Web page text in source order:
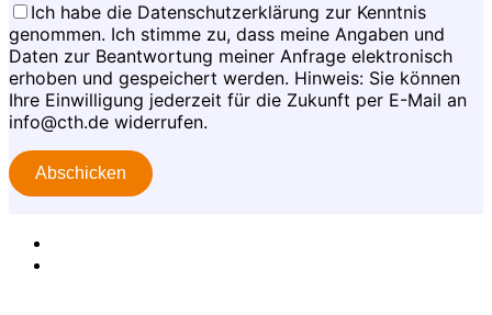
Ich habe die Datenschutzerklärung zur Kenntnis
genommen. Ich stimme zu, dass meine Angaben und
Daten zur Beantwortung meiner Anfrage elektronisch
erhoben und gespeichert werden. Hinweis: Sie können
Ihre Einwilligung jederzeit für die Zukunft per E-Mail an
info@cth.de widerrufen.